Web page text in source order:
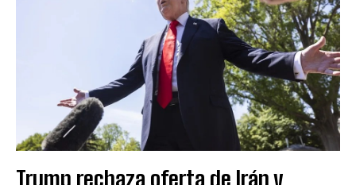
Trump rechaza oferta de Irán y